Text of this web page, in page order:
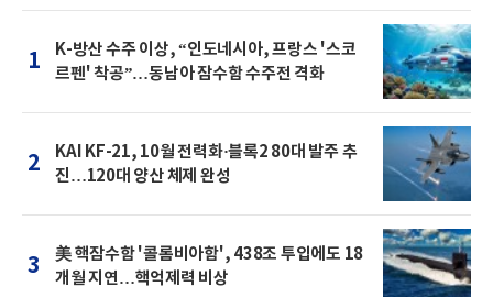
1
K-방산 수주 이상, “인도네시아, 프랑스 '스코
르펜' 착공”…동남아 잠수함 수주전 격화
2
KAI KF-21, 10월 전력화·블록2 80대 발주 추
진…120대 양산 체제 완성
3
美 핵잠수함 '콜롬비아함', 438조 투입에도 18
개월 지연…핵억제력 비상